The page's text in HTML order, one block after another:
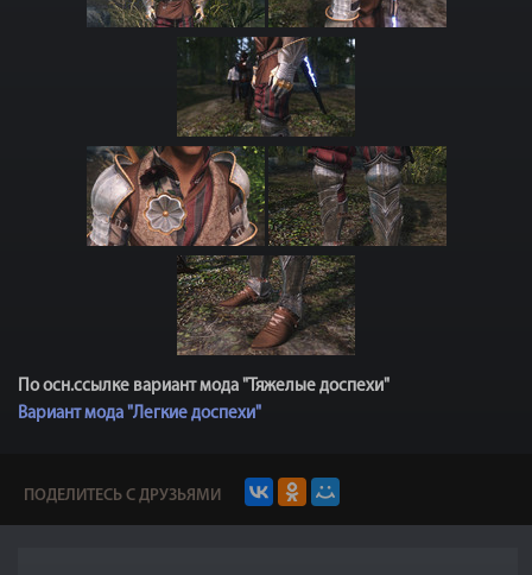
По осн.ссылке вариант мода "Тяжелые доспехи"
Вариант мода "Легкие доспехи"
ПОДЕЛИТЕСЬ С ДРУЗЬЯМИ